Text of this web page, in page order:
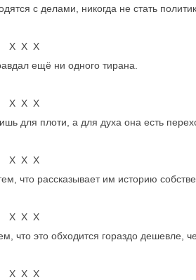
с делами, никогда не стать
Х Х Х
ещё ни одного тирана.
Х Х Х
для плоти, а для духа она есть
Х Х Х
что рассказывает им историю
Х Х Х
что это обходится гораздо дешевле,
Х Х Х